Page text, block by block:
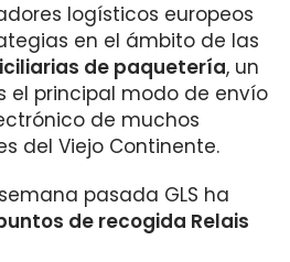
logísticos europeos
en el ámbito de las
de paquetería, un
el principal modo de envío
de muchos
del Viejo Continente.
pasada GLS ha
de recogida Relais